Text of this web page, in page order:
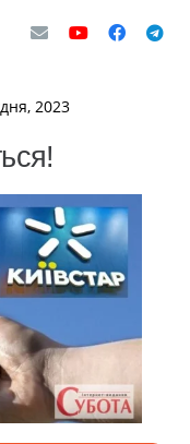
2023